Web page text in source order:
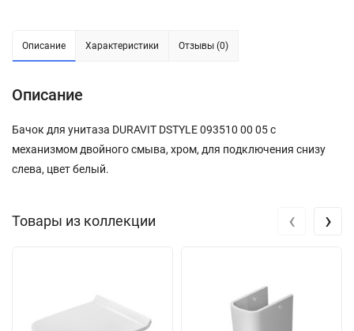
Описание Характеристики Отзывы (0)
Описание
Бачок для унитаза DURAVIT DSTYLE 093510 00 05 с
механизмом двойного смыва, хром, для подключения снизу
слева, цвет белый.
Товары из коллекции ‹ ›